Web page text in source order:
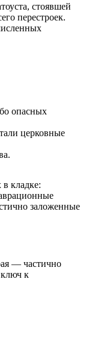
стоявшей
перестроек.
опасных
церковные
кладке:
заложенные
— частично
к